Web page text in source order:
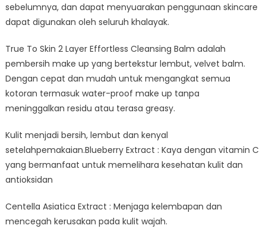
sebelumnya, dan dapat menyuarakan penggunaan skincare
dapat digunakan oleh seluruh khalayak.
True To Skin 2 Layer Effortless Cleansing Balm adalah
pembersih make up yang bertekstur lembut, velvet balm.
Dengan cepat dan mudah untuk mengangkat semua
kotoran termasuk water-proof make up tanpa
meninggalkan residu atau terasa greasy.
Kulit menjadi bersih, lembut dan kenyal
setelahpemakaian.Blueberry Extract : Kaya dengan vitamin C
yang bermanfaat untuk memelihara kesehatan kulit dan
antioksidan
Centella Asiatica Extract : Menjaga kelembapan dan
mencegah kerusakan pada kulit wajah.